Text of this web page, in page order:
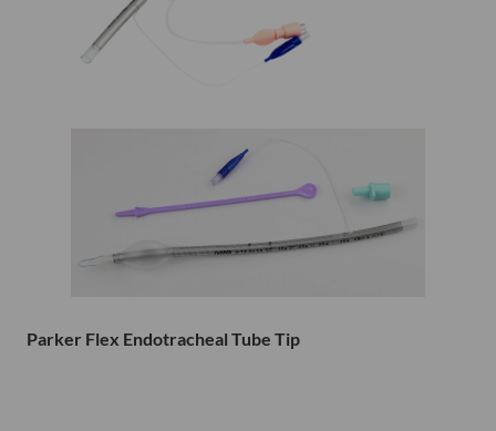
Parker Flex Endotracheal Tube Tip